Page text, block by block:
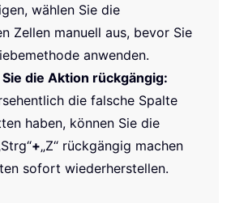
wählen Sie die
Zellen manuell aus, bevor Sie
anwenden.
die Aktion rückgängig:
die falsche Spalte
haben, können Sie die
+„Z“ rückgängig machen
sofort wiederherstellen.